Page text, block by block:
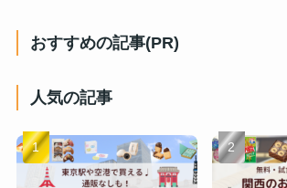
おすすめの記事(PR)
人気の記事